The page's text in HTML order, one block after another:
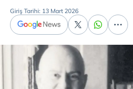
Giriş Tarihi: 13 Mart 2026